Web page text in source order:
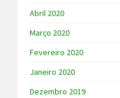
Abril 2020
Março 2020
Fevereiro 2020
Janeiro 2020
Dezembro 2019